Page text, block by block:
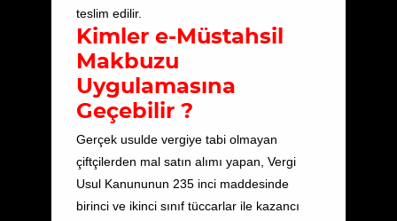
teslim edilir.
Kimler e-Müstahsil
Makbuzu
Uygulamasına
Geçebilir ?
Gerçek usulde vergiye tabi olmayan
çiftçilerden mal satın alımı yapan, Vergi
Usul Kanununun 235 inci maddesinde
birinci ve ikinci sınıf tüccarlar ile kazancı